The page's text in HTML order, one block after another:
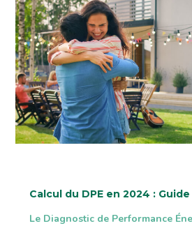
Calcul du DPE en 2024 :
Le Diagnostic de Performance